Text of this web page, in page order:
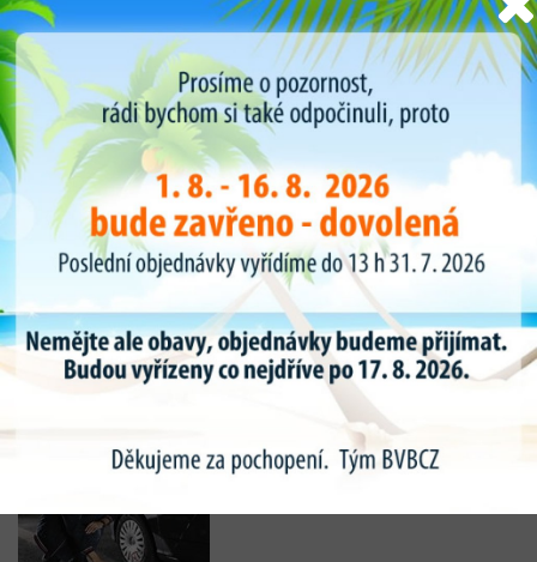
2012-06-13 11:03:04
Autoservisy a pneuservisy, pozor! Článek
uvedený v odborném časopise Tyres &
Opravné materiály a chemie Truflex/Pang by neměly chybětu
žádného z vás. Kvalita a stálost materiálů dalece převyšuje
životnost pneumatiky.